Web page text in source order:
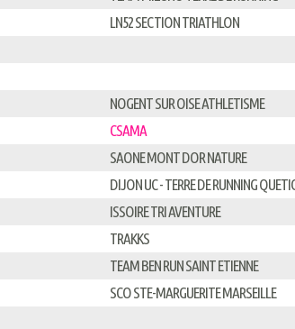
LN52 SECTION TRIATHLON
NOGENT SUR OISE ATHLETISME
CSAMA
SAONE MONT DOR NATURE
DIJON UC - TERRE DE RUNNING
ISSOIRE TRI AVENTURE
TRAKKS
TEAM BEN RUN SAINT ETIENNE
SCO STE-MARGUERITE MARSEILLE